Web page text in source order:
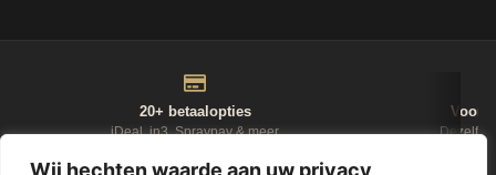
Wij hechten waarde aan uw privacy
20+ betaalopties
iDeal, in3, Spraypay & meer
Voor